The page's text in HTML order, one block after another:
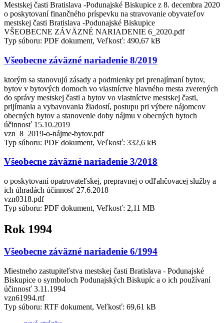
Mestskej časti Bratislava -Podunajské Biskupice z 8. decembra 2020
o poskytovaní finančného príspevku na stravovanie obyvateľov
mestskej časti Bratislava -Podunajské Biskupice
VŠEOBECNE ZÁVÄZNÉ NARIADENIE 6_2020.pdf
Typ súboru: PDF dokument, Veľkosť: 490,67 kB
Všeobecne záväzné nariadenie 8/2019
ktorým sa stanovujú zásady a podmienky pri prenajímaní bytov,
bytov v bytových domoch vo vlastníctve hlavného mesta zverených
do správy mestskej časti a bytov vo vlastníctve mestskej časti,
prijímania a vybavovania žiadostí, postupu pri výbere nájomcov
obecných bytov a stanovenie doby nájmu v obecných bytoch
účinnosť 15.10.2019
vzn_8_2019-o-nájme-bytov.pdf
Typ súboru: PDF dokument, Veľkosť: 332,6 kB
Všeobecne záväzné nariadenie 3/2018
o poskytovaní opatrovateľskej, prepravnej o odľahčovacej služby a
ich úhradách účinnosť 27.6.2018
vzn0318.pdf
Typ súboru: PDF dokument, Veľkosť: 2,11 MB
Rok 1994
Všeobecne záväzné nariadenie 6/1994
Miestneho zastupiteľstva mestskej časti Bratislava - Podunajské
Biskupice o symboloch Podunajských Biskupíc a o ich používaní
účinnosť 3.11.1994
vzn61994.rtf
Typ súboru: RTF dokument, Veľkosť: 69,61 kB